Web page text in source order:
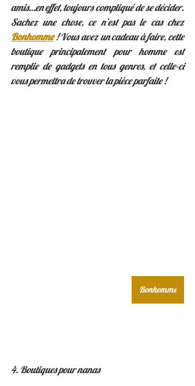
amis…en effet, toujours compliqué de se décider.
Sachez une chose, ce n’est pas le cas chez
Bonhomme ! Vous avez un cadeau à faire, cette
boutique principalement pour homme est
remplie de gadgets en tous genres, et celle-ci
vous permettra de trouver la pièce parfaite !
Bonhomme
4. Boutiques pour nanas